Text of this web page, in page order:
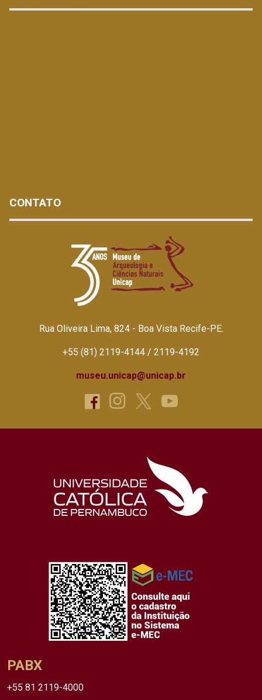
CONTATO
Rua Oliveira Lima, 824 - Boa Vista Recife-PE.
+55 (81) 2119-4144 / 2119-4192
museu.unicap@unicap.br
PABX
+55 81 2119-4000